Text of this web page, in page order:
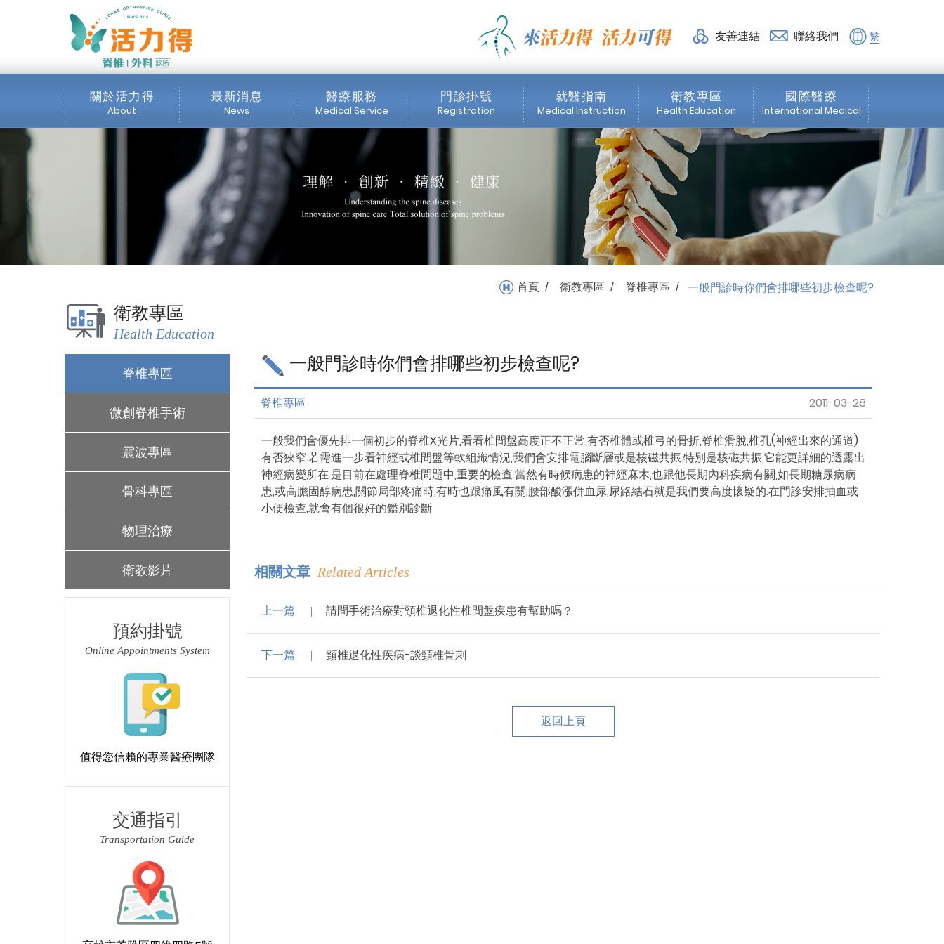
一般門診時你們會排哪些初步檢查呢?_脊椎專區_衛教專區 | 活力得脊椎外科診
所 友善連結 聯絡我們 繁
主選單
關於活力得
About
最新消息
News
全部消息
最新公告
公開資訊
媒體專區
醫療服務
Medical Service
醫師簡介
內視鏡中心
門診掛號
Registration
網路掛號
就醫指南
Medical Instruction
掛號注意事項
收費標準
衛教專區
Health Education
脊椎專區
微創脊椎手術
震波專區
骨科專區
國際醫療
International Medical
News
About us
Medical Service
Healthcare Services
Contact us
首頁 / 衛教專區 / 脊椎專區 / 一般門診時你們會排哪些初步檢查呢?
衛教專區
Health Education
脊椎專區
微創脊椎手術
震波專區
骨科專區
物理治療
衛教影片
預約掛號
Online Appointments System
值得您信賴的專業醫療團隊
交通指引
Transportation Guide
一般門診時你們會排哪些初步檢查呢?
脊椎專區 2011-03-28
一般我們會優先排一個初步的脊椎X光片,看看椎間盤高度正不正常,有否椎體或椎弓的骨折,脊椎滑脫,椎孔(神經出來的通道)
有否狹窄.若需進一步看神經或椎間盤等軟組織情況,我們會安排電腦斷層或是核磁共振.特別是核磁共振,它能更詳細的透露出
神經病變所在.是目前在處理脊椎問題中,重要的檢查.當然有時候病患的神經麻木,也跟他長期內科疾病有關,如長期糖尿病病
患,或高膽固醇病患,關節局部疼痛時,有時也跟痛風有關,腰部酸漲併血尿,尿路結石就是我們要高度懷疑的.在門診安排抽血或
小便檢查,就會有個很好的鑑別診斷
相關文章 Related Articles
上一篇 請問手術治療對頸椎退化性椎間盤疾患有幫助嗎？
下一篇 頸椎退化性疾病-談頸椎骨刺
返回上頁